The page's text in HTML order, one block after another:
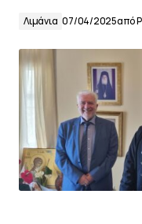
Λιμάνια 07/04/2025από